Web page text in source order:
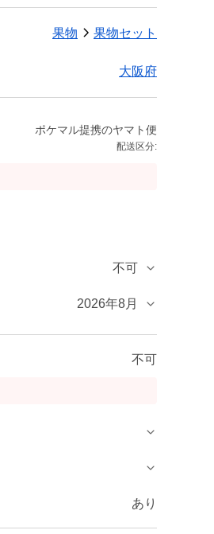
果物 果物セット
大阪府
ポケマル提携のヤマト便
配送区分:
不可
2026年8月
不可
あり